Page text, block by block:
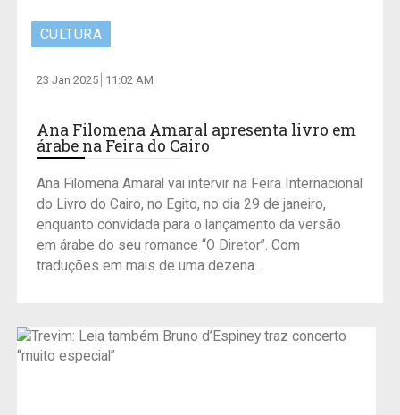
CULTURA
23 Jan 2025 11:02 AM
Ana Filomena Amaral apresenta livro em
árabe na Feira do Cairo
Ana Filomena Amaral vai intervir na Feira Internacional
do Livro do Cairo, no Egito, no dia 29 de janeiro,
enquanto convidada para o lançamento da versão
em árabe do seu romance “O Diretor”. Com
traduções em mais de uma dezena...